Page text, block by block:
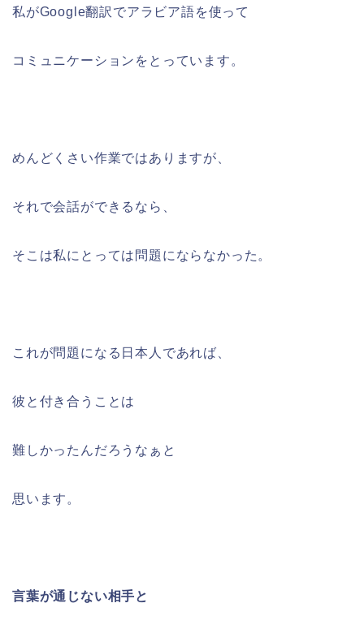
私がGoogle翻訳でアラビア語を使って
コミュニケーションをとっています。
めんどくさい作業ではありますが、
それで会話ができるなら、
そこは私にとっては問題にならなかった。
これが問題になる日本人であれば、
彼と付き合うことは
難しかったんだろうなぁと
思います。
言葉が通じない相手と